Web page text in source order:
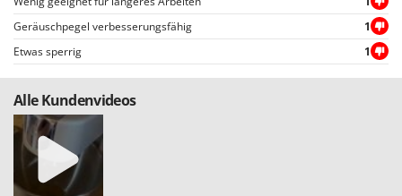
Geräuschpegel verbesserungsfähig
1
Etwas sperrig
1
Alle Kundenvideos